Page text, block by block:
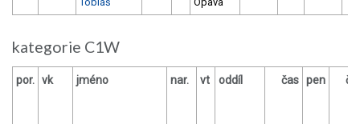
kategorie C1W
por. vk jméno nar. vt oddíl čas pen